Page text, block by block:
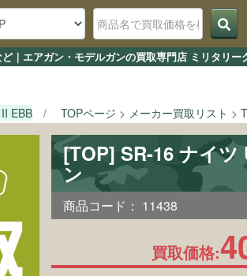
｜エアガン・モデルガンの買取専門店 ミリタリー
EBB TOPページ メーカー買取リスト
[TOP] SR-16 ナイ
ン
商品コード： 11438
買取価格: